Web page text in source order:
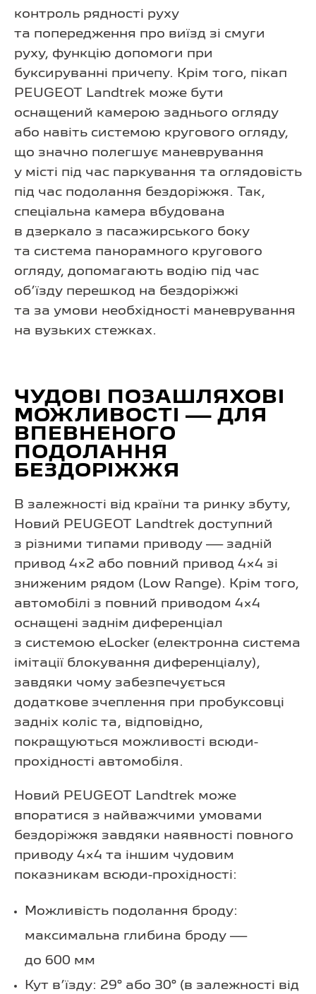
контроль рядності руху
та попередження про виїзд зі смуги
руху, функцію допомоги при
буксируванні причепу. Крім того, пікап
PEUGEOT Landtrek може бути
оснащений камерою заднього огляду
або навіть системою кругового огляду,
що значно полегшує маневрування
у місті під час паркування та оглядовість
під час подолання бездоріжжя. Так,
спеціальна камера вбудована
в дзеркало з пасажирського боку
та система панорамного кругового
огляду, допомагають водію під час
об’їзду перешкод на бездоріжжі
та за умови необхідності маневрування
на вузьких стежках.
ЧУДОВІ ПОЗАШЛЯХОВІ
МОЖЛИВОСТІ — ДЛЯ
ВПЕВНЕНОГО
ПОДОЛАННЯ
БЕЗДОРІЖЖЯ
В залежності від країни та ринку збуту,
Новий PEUGEOT Landtrek доступний
з різними типами приводу — задній
привод 4×2 або повний привод 4×4 зі
зниженим рядом (Low Range). Крім того,
автомобілі з повний приводом 4×4
оснащені заднім диференціал
з системою eLocker (електронна система
імітації блокування диференціалу),
завдяки чому забезпечується
додаткове зчеплення при пробуксовці
задніх коліс та, відповідно,
покращуються можливості всюди-
прохідності автомобіля.
Новий PEUGEOT Landtrek може
впоратися з найважчими умовами
бездоріжжя завдяки наявності повного
приводу 4×4 та іншим чудовим
показникам всюди-прохідності:
Можливість подолання броду:
максимальна глибина броду —
до 600 мм
Кут в’їзду: 29° або 30° (в залежності від